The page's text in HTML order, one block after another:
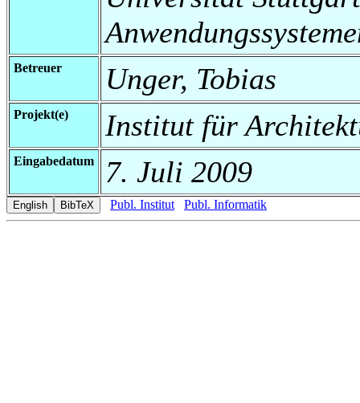
Betreuer Unger, Tobias
Projekt(e) Institut für
Eingabedatum 7. Juli 2009
Publ. Institut Publ. Informatik